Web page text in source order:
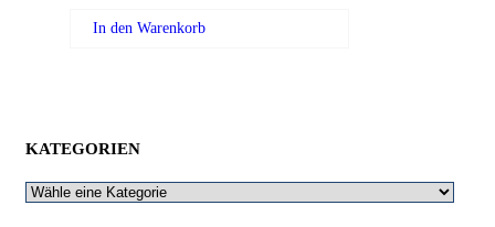
In den Warenkorb
KATEGORIEN